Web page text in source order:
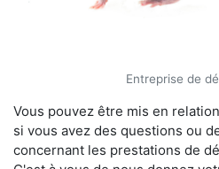
Entreprise de
Vous pouvez être mis en
si vous avez des questions ou
concernant les prestations de